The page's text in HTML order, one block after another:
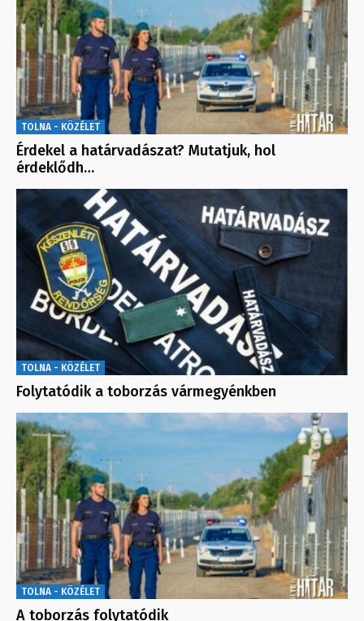
TOLNA - KÖZÉLET
Érdekel a határvadászat? Mutatjuk, hol
érdeklődh…
TOLNA - KÖZÉLET
Folytatódik a toborzás vármegyénkben
TOLNA - KÖZÉLET
A toborzás folytatódik